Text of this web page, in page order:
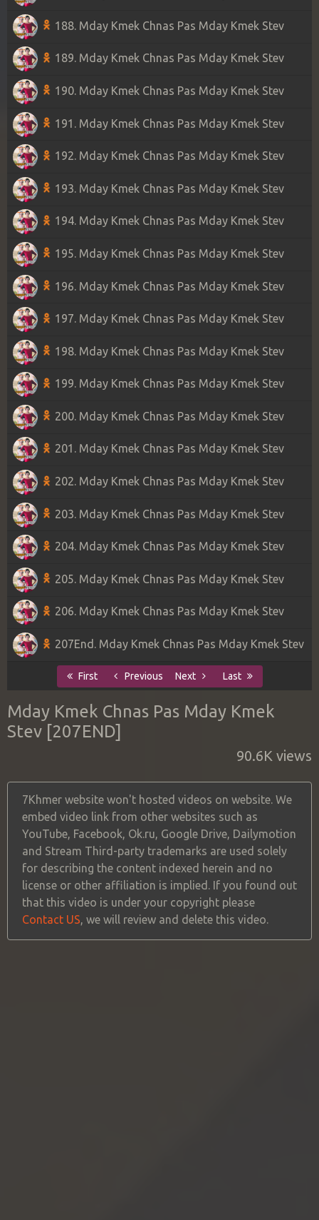
188. Mday Kmek Chnas Pas Mday Kmek Stev
189. Mday Kmek Chnas Pas Mday Kmek Stev
190. Mday Kmek Chnas Pas Mday Kmek Stev
191. Mday Kmek Chnas Pas Mday Kmek Stev
192. Mday Kmek Chnas Pas Mday Kmek Stev
193. Mday Kmek Chnas Pas Mday Kmek Stev
194. Mday Kmek Chnas Pas Mday Kmek Stev
195. Mday Kmek Chnas Pas Mday Kmek Stev
196. Mday Kmek Chnas Pas Mday Kmek Stev
197. Mday Kmek Chnas Pas Mday Kmek Stev
198. Mday Kmek Chnas Pas Mday Kmek Stev
199. Mday Kmek Chnas Pas Mday Kmek Stev
200. Mday Kmek Chnas Pas Mday Kmek Stev
201. Mday Kmek Chnas Pas Mday Kmek Stev
202. Mday Kmek Chnas Pas Mday Kmek Stev
203. Mday Kmek Chnas Pas Mday Kmek Stev
204. Mday Kmek Chnas Pas Mday Kmek Stev
205. Mday Kmek Chnas Pas Mday Kmek Stev
206. Mday Kmek Chnas Pas Mday Kmek Stev
207End. Mday Kmek Chnas Pas Mday Kmek Stev
First Previous Next Last
Mday Kmek Chnas Pas Mday Kmek
Stev [207END]
90.6K views
7Khmer website won't hosted videos on website. We
embed video link from other websites such as
YouTube, Facebook, Ok.ru, Google Drive, Dailymotion
and Stream Third-party trademarks are used solely
for describing the content indexed herein and no
license or other affiliation is implied. If you found out
that this video is under your copyright please
Contact US, we will review and delete this video.